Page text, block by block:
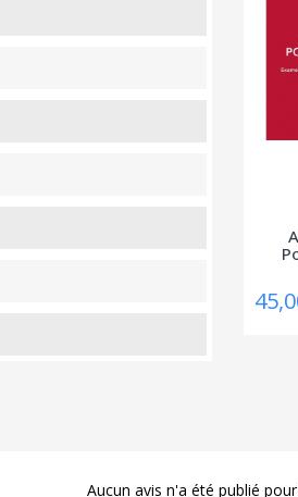
Aucun avis n'a été publié